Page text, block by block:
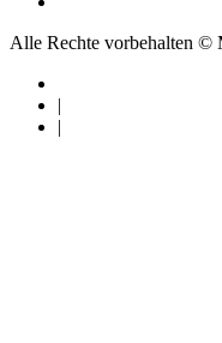
Alle Rechte vorbehalten ©
|
|